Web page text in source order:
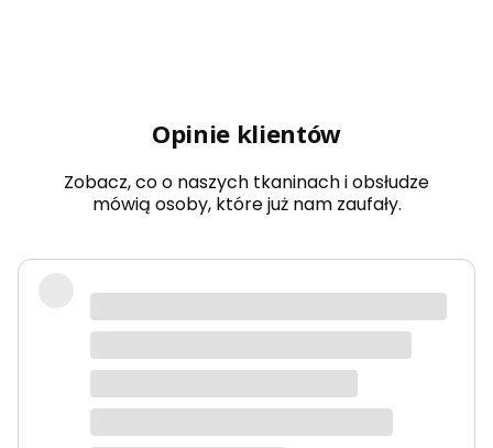
Opinie klientów
Zobacz, co o naszych tkaninach i obsłudze
mówią osoby, które już nam zaufały.
Bardzo dobra jakość tkanin, kolory
dokładnie takie jak na zdjęciach.
Zamówienie przyszło szybko i było